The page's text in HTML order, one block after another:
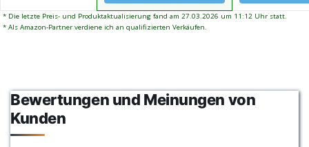
Druckknöpfe an beiden
Seiten für einen perfekten
Sitz, helfen die Wärme
cm. Die Größe ist groß
genug, um einen Rucksack
Kapuze und die seitlichen
Verschlüsse an deine
Belastung.
eine
plötzlichen
gleichmäßig
Kombination
* Die letzte Preis- und Produktaktualisierung fand am 27.03.2026 um 11:12 Uhr statt.
* Als Amazon-Partner verdiene ich an qualifizierten Verkäufen.
Bewertungen und Meinungen von
Kunden